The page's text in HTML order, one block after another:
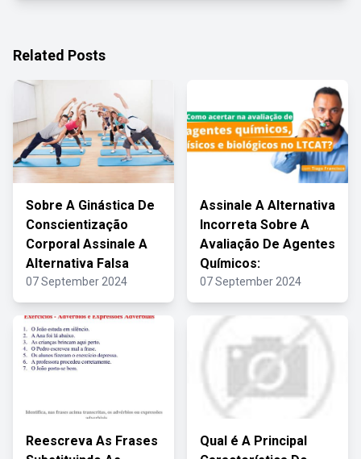
Related Posts
Sobre A Ginástica De
Conscientização
Corporal Assinale A
Alternativa Falsa
07 September 2024
Assinale A Alternativa
Incorreta Sobre A
Avaliação De Agentes
Químicos:
07 September 2024
Reescreva As Frases
Qual é A Principal